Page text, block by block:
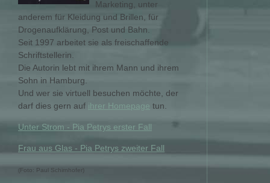
Marketing, unter
anderem für Kleidung und Brillen, für
Drogenaufklärung, Post und Bahn.
Seit 1997 arbeitet sie als freischaffende
Schriftstellerin.
Die Autorin lebt mit ihrem Mann und ihrem
Sohn in Hamburg.
Und wer sie virtuell besuchen möchte, der
darf dies gern auf ihrer Homepage tun.
Unter Strom - Pia Petrys erster Fall
Frau aus Glas - Pia Petrys zweiter Fall
(Foto: Paul Schirnhofer)